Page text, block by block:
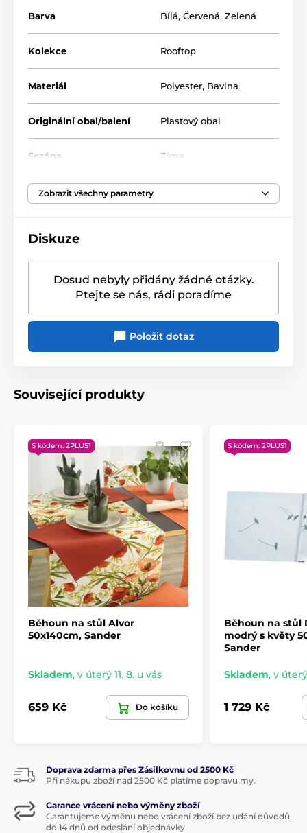
Materiál: 75% polyester, 25% bavlna
Vlastnosti
: omyvatelný při 30 stupních
Vánoční běhouny, ubrusy, polštáře
Běhouny TEXTIL V AKCI
Vánoční běhouny
Vánoční medvídková kolekce
Barva Bílá, Červená, Zelená
Kolekce Rooftop
Materiál Polyester, Bavlna
Originální obal/balení Plastový obal
Sezóna Zima
Zobrazit všechny parametry
Diskuze
Dosud nebyly přidány žádné otázky.
Ptejte se nás, rádi poradíme
Položit dotaz
Související produkty
S kódem: 2PLUS1
Běhoun na stůl Alvor
50x140cm, Sander
Skladem, v úterý 11. 8. u vás
659 Kč Do košíku
S kódem: 2PLUS1
Běhoun na stůl
modrý s květy
Sander
Skladem, v úterý
1 729 Kč
Doprava zdarma přes Zásilkovnu od 2500 Kč
Při nákupu zboží nad 2500 Kč platíme dopravu my.
Garance vrácení nebo výměny zboží
Garantujeme výměnu nebo vrácení zboží bez udání důvodů
do 14 dnů od odeslání objednávky.